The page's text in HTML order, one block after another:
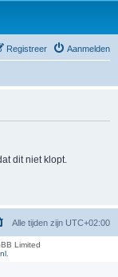
Aanmelden
Registreer
dit niet klopt.
Alle tijden zijn UTC+02:00
Limited